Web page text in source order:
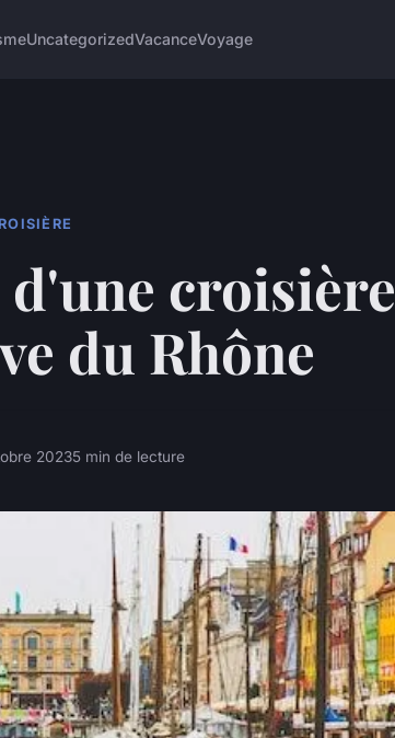
UncategorizedVacanceVoyage
d'une croisière
du Rhône
20235 min de lecture